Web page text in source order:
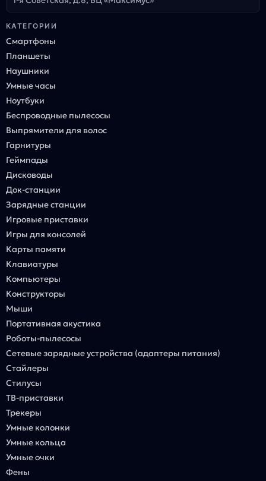
КАТЕГОРИИ
Смартфоны
Планшеты
Наушники
Умные часы
Ноутбуки
Беспроводные пылесосы
Выпрямители для волос
Гарнитуры
Геймпады
Дисководы
Док-станции
Зарядные станции
Игровые приставки
Игры для консолей
Карты памяти
Клавиатуры
Компьютеры
Конструкторы
Мыши
Портативная акустика
Роботы-пылесосы
Сетевые зарядные устройства (адаптеры питания)
Стайлеры
Стилусы
ТВ-приставки
Трекеры
Умные колонки
Умные кольца
Умные очки
Фены